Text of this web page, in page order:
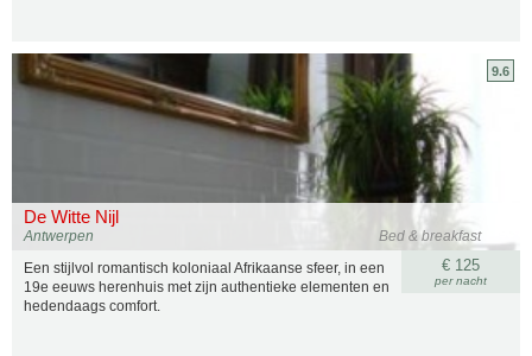
De Witte Nijl
Bed & breakfast
Antwerpen
9.6
€ 125
per nacht
Een stijlvol romantisch koloniaal Afrikaanse sfeer, in een
19e eeuws herenhuis met zijn authentieke elementen en
hedendaags comfort.